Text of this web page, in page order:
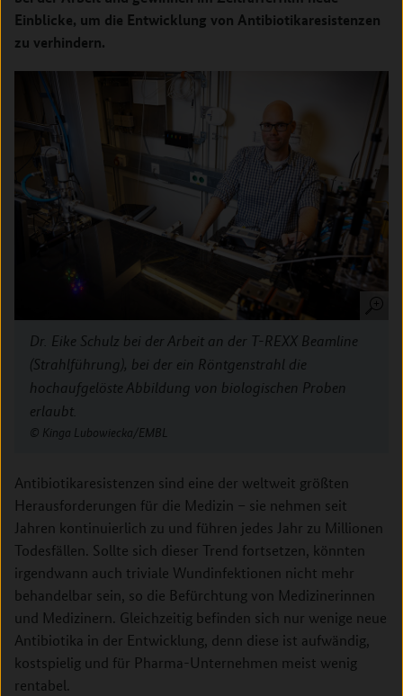
Einblicke, um die Entwicklung von Antibiotikaresistenzen
zu verhindern.
Dr. Eike Schulz bei der Arbeit an der T-REXX Beamline
(Strahlführung), bei der ein Röntgenstrahl die
hochaufgelöste Abbildung von biologischen Proben
erlaubt.
Kinga Lubowiecka/EMBL
Antibiotikaresistenzen sind eine der weltweit größten
Herausforderungen für die Medizin – sie nehmen seit
Jahren kontinuierlich zu und führen jedes Jahr zu Millionen
Todesfällen. Sollte sich dieser Trend fortsetzen, könnten
irgendwann auch triviale Wundinfektionen nicht mehr
behandelbar sein, so die Befürchtung von Medizinerinnen
und Medizinern. Gleichzeitig befinden sich nur wenige neue
Antibiotika in der Entwicklung, denn diese ist aufwändig,
kostspielig und für Pharma-Unternehmen meist wenig
rentabel.